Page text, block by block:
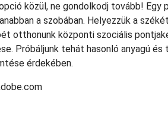
közül, ne gondolkodj tovább! Egy
a szobában. Helyezzük a
otthonunk központi szociális
Próbáljunk tehát hasonló anyagú és
érdekében.